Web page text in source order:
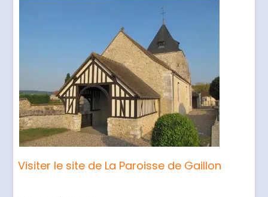
Visiter le site de La Paroisse de Gaillon